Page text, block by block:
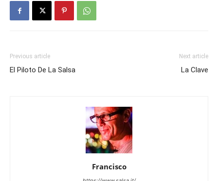
Previous article
El Piloto De La Salsa
Next article
La Clave
Francisco